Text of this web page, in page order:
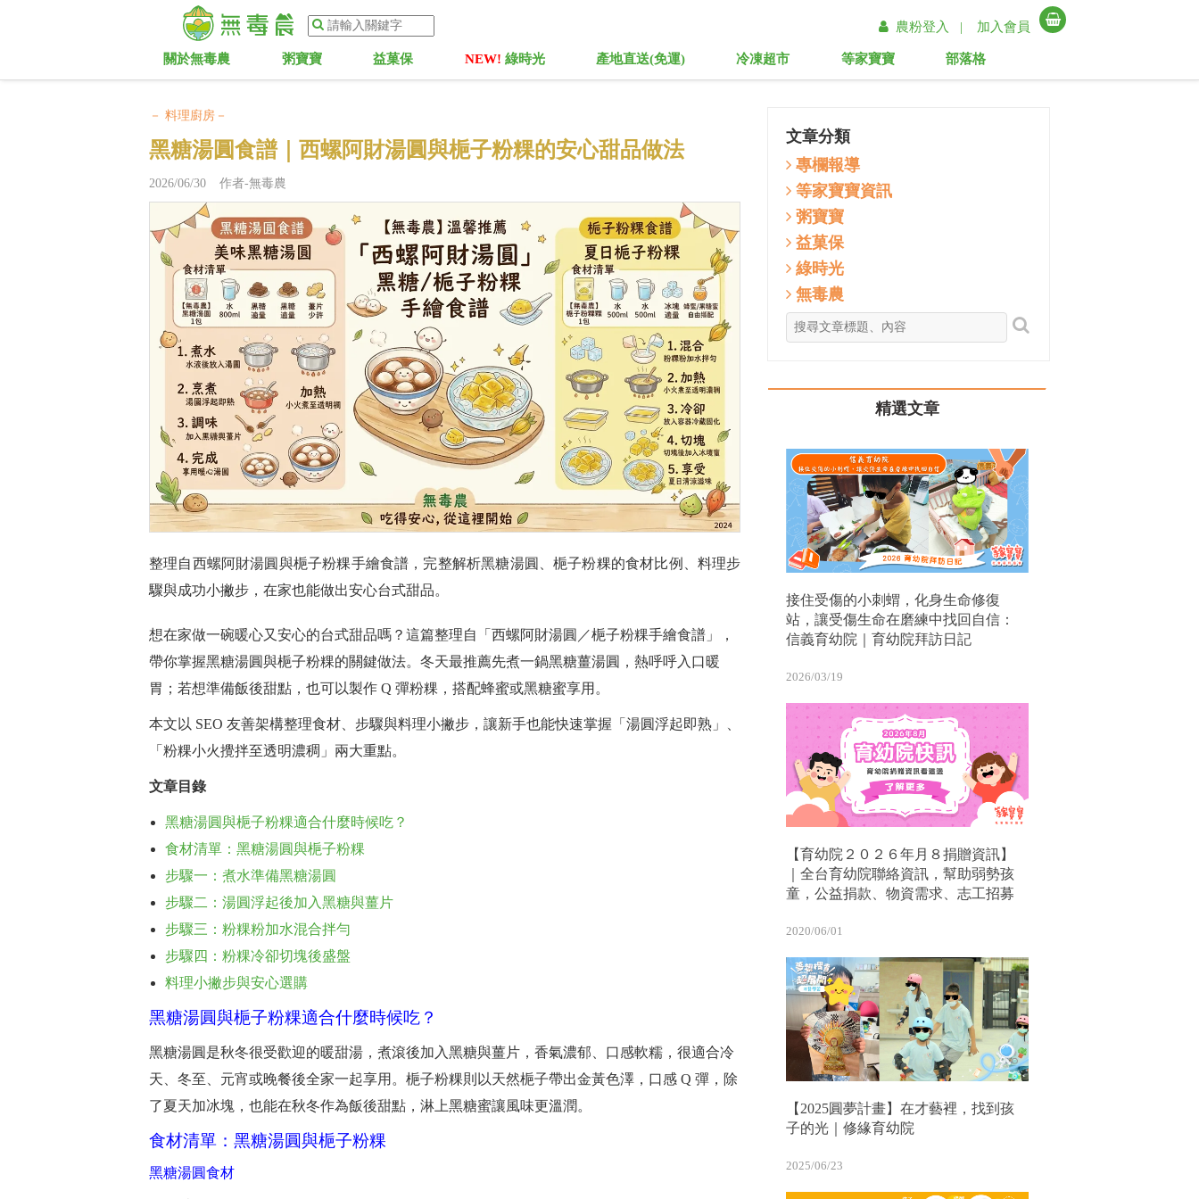
農粉登入 | 加入會員
關於無毒農 粥寶寶 益菓保 NEW! 綠時光 產地直送(免運) 冷凍超市 等家寶寶 部落格
－ 料理廚房－
黑糖湯圓食譜｜西螺阿財湯圓與梔子粉粿的安心甜品做法
2026/06/30 作者-無毒農
整理自西螺阿財湯圓與梔子粉粿手繪食譜，完整解析黑糖湯圓、梔子粉粿的食材比例、料理步
驟與成功小撇步，在家也能做出安心台式甜品。
想在家做一碗暖心又安心的台式甜品嗎？這篇整理自「西螺阿財湯圓／梔子粉粿手繪食譜」，
帶你掌握黑糖湯圓與梔子粉粿的關鍵做法。冬天最推薦先煮一鍋黑糖薑湯圓，熱呼呼入口暖
胃；若想準備飯後甜點，也可以製作 Q 彈粉粿，搭配蜂蜜或黑糖蜜享用。
本文以 SEO 友善架構整理食材、步驟與料理小撇步，讓新手也能快速掌握「湯圓浮起即熟」、
「粉粿小火攪拌至透明濃稠」兩大重點。
文章目錄
黑糖湯圓與梔子粉粿適合什麼時候吃？
食材清單：黑糖湯圓與梔子粉粿
步驟一：煮水準備黑糖湯圓
步驟二：湯圓浮起後加入黑糖與薑片
步驟三：粉粿粉加水混合拌勻
步驟四：粉粿冷卻切塊後盛盤
料理小撇步與安心選購
黑糖湯圓與梔子粉粿適合什麼時候吃？
黑糖湯圓是秋冬很受歡迎的暖甜湯，煮滾後加入黑糖與薑片，香氣濃郁、口感軟糯，很適合冷
天、冬至、元宵或晚餐後全家一起享用。梔子粉粿則以天然梔子帶出金黃色澤，口感 Q 彈，除
了夏天加冰塊，也能在秋冬作為飯後甜點，淋上黑糖蜜讓風味更溫潤。
食材清單：黑糖湯圓與梔子粉粿
黑糖湯圓食材
文章分類
專欄報導
等家寶寶資訊
粥寶寶
益菓保
綠時光
無毒農
精選文章
接住受傷的小刺蝟，化身生命修復
站，讓受傷生命在磨練中找回自信：
信義育幼院｜育幼院拜訪日記
2026/03/19
【育幼院２０２６年月８捐贈資訊】
｜全台育幼院聯絡資訊，幫助弱勢孩
童，公益捐款、物資需求、志工招募
2020/06/01
【2025圓夢計畫】在才藝裡，找到孩
子的光｜修緣育幼院
2025/06/23